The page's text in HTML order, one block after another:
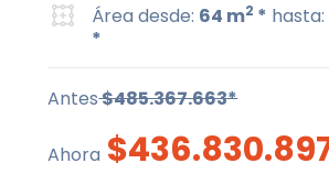
Área desde: 64 m2 * hasta:
*
Antes$485.367.663*
Ahora